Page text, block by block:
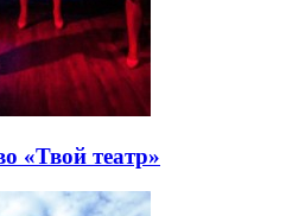
«Твой театр»